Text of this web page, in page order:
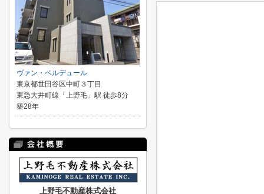
ヴァン・ベルデュール
東京都世田谷区中町３丁目
東急大井町線「上野毛」駅 徒歩8分
築28年
上野毛不動産株式会社